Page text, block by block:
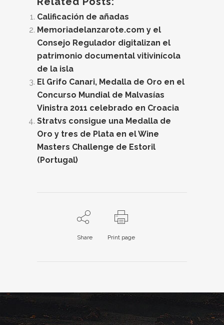
Calificación de añadas
Memoriadelanzarote.com y el
Consejo Regulador digitalizan el
patrimonio documental vitivinícola
de la isla
El Grifo Canari, Medalla de Oro en el
Concurso Mundial de Malvasías
Vinistra 2011 celebrado en Croacia
Stratvs consigue una Medalla de
Oro y tres de Plata en el Wine
Masters Challenge de Estoril
(Portugal)
Share Print page